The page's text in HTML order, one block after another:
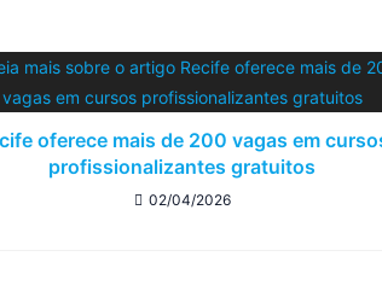
oferece mais de 200 vagas em
profissionalizantes gratuitos
02/04/2026